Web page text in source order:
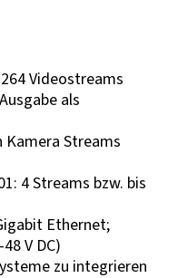
Videostreams
als
Kamera Streams
4 Streams bzw. bis
Ethernet;
V DC)
zu integrieren